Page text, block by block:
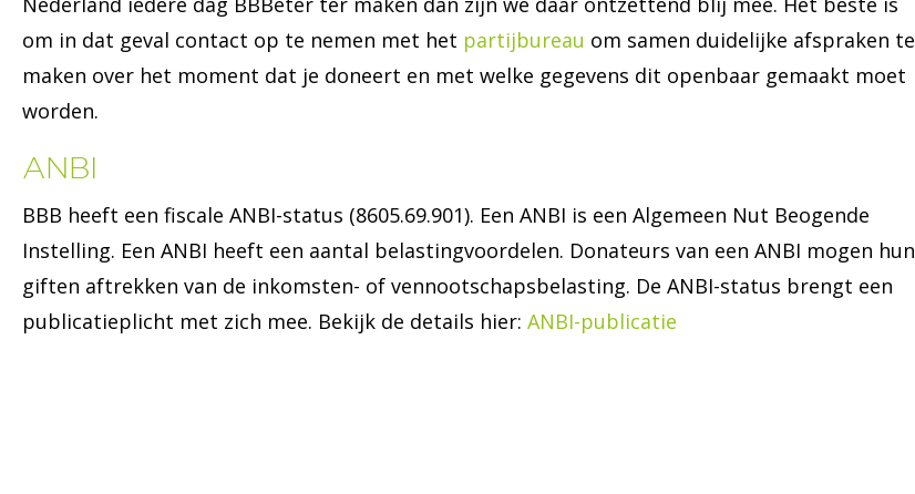
om in dat geval contact op te nemen met het partijbureau om samen duidelijke afspraken te
maken over het moment dat je doneert en met welke gegevens dit openbaar gemaakt moet
worden.
ANBI
BBB heeft een fiscale ANBI-status (8605.69.901). Een ANBI is een Algemeen Nut Beogende
Instelling. Een ANBI heeft een aantal belastingvoordelen. Donateurs van een ANBI mogen hun
giften aftrekken van de inkomsten- of vennootschapsbelasting. De ANBI-status brengt een
publicatieplicht met zich mee. Bekijk de details hier: ANBI-publicatie